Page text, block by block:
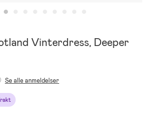
Vinterdress, Deeper
Se alle anmeldelser